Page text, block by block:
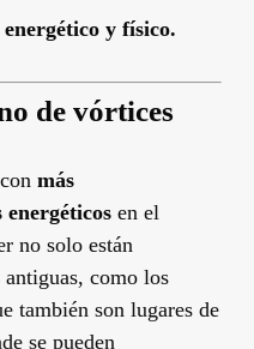
y físico.
de vórtices
más
energéticosen el
no solo están
como los
también son lugares de
se pueden